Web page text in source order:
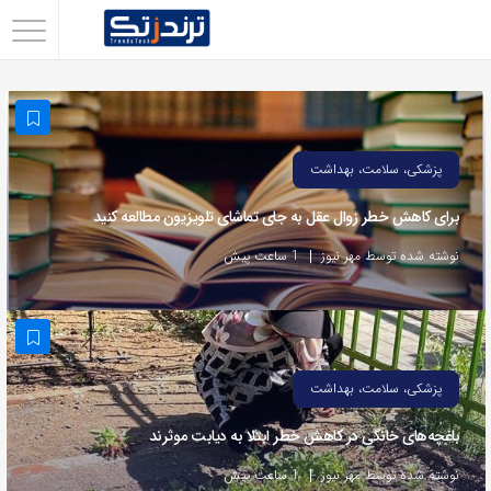
با
استفاده
از
روش‌های
زیر
می‌توانید
این
صفحه
را
با
دوستان
خود
پزشکی، سلامت، بهداشت
برای کاهش خطر زوال عقل به جای تماشای تلویزیون مطالعه کنید
نوشته شده توسط مهر نیوز 1 ساعت پیش
پزشکی، سلامت، بهداشت
باغچه‌های خانگی در کاهش خطر ابتلا به دیابت موثرند
نوشته شده توسط مهر نیوز 1 ساعت پیش